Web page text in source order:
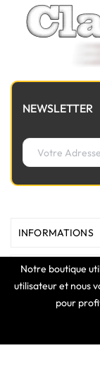
Notre boutique
utilisateur et nous
pour
NEWSLETTER
INFORMATIONS
MAGASIN
VOTRE COMPTE